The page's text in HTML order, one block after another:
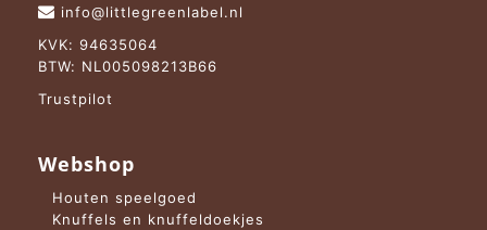
info@littlegreenlabel.nl
KVK: 94635064
BTW: NL005098213B66
Trustpilot
Webshop
Houten speelgoed
Knuffels en knuffeldoekjes